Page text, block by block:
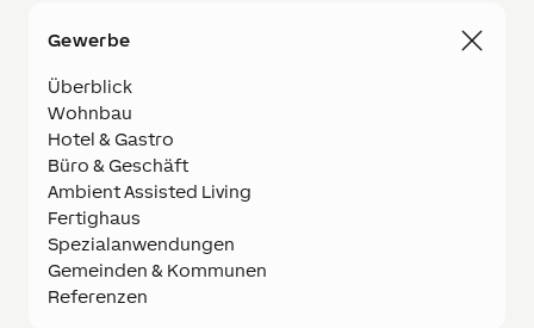
Gewerbe
Überblick
Wohnbau
Hotel & Gastro
Büro & Geschäft
Ambient Assisted Living
Fertighaus
Spezialanwendungen
Gemeinden & Kommunen
Referenzen